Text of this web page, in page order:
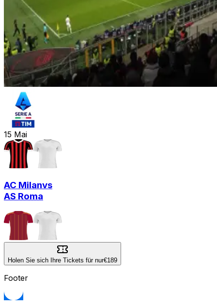
15 Mai
AC Milanvs
AS Roma
Holen Sie sich Ihre Tickets für nur€189
Footer